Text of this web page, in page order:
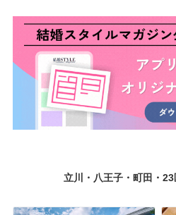
立川・八王子・町田・